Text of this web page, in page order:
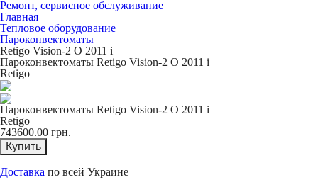
Ремонт, сервисное обслуживание
Главная
Тепловое оборудование
Пароконвектоматы
Retigo Vision-2 О 2011 i
Пароконвектоматы Retigo Vision-2 О 2011 i
Retigo
Пароконвектоматы Retigo Vision-2 О 2011 i
Retigo
743600.00 грн.
Купить
Доставка по всей Украине